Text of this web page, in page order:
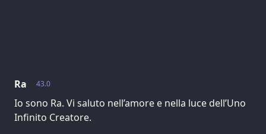
43.0
Ra
Io sono Ra. Vi saluto nell’amore e nella luce dell’Uno
Infinito Creatore.